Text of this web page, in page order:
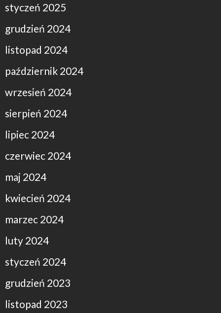
styczeń 2025
grudzień 2024
listopad 2024
październik 2024
wrzesień 2024
sierpień 2024
lipiec 2024
czerwiec 2024
maj 2024
kwiecień 2024
marzec 2024
luty 2024
styczeń 2024
grudzień 2023
listopad 2023